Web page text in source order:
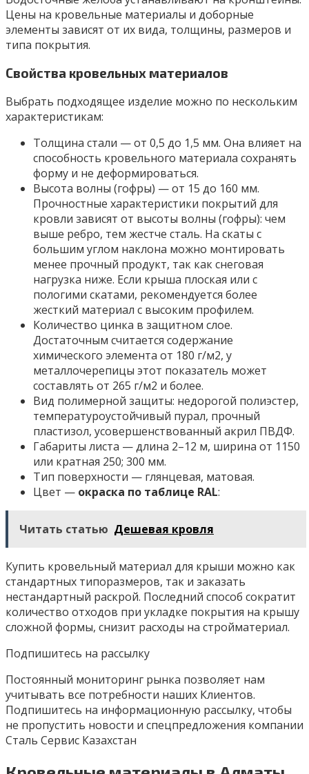
Цены на кровельные материалы и доборные
элементы зависят от их вида, толщины, размеров и
типа покрытия.
Свойства кровельных материалов
Выбрать подходящее изделие можно по нескольким
характеристикам:
Толщина стали — от 0,5 до 1,5 мм. Она влияет на
способность кровельного материала сохранять
форму и не деформироваться.
Высота волны (гофры) — от 15 до 160 мм.
Прочностные характеристики покрытий для
кровли зависят от высоты волны (гофры): чем
выше ребро, тем жестче сталь. На скаты с
большим углом наклона можно монтировать
менее прочный продукт, так как снеговая
нагрузка ниже. Если крыша плоская или с
пологими скатами, рекомендуется более
жесткий материал с высоким профилем.
Количество цинка в защитном слое.
Достаточным считается содержание
химического элемента от 180 г/м2, у
металлочерепицы этот показатель может
составлять от 265 г/м2 и более.
Вид полимерной защиты: недорогой полиэстер,
температуроустойчивый пурал, прочный
пластизол, усовершенствованный акрил ПВДФ.
Габариты листа — длина 2–12 м, ширина от 1150
или кратная 250; 300 мм.
Тип поверхности — глянцевая, матовая.
Цвет — окраска по таблице RAL:
Читать статью Дешевая кровля
Купить кровельный материал для крыши можно как
стандартных типоразмеров, так и заказать
нестандартный раскрой. Последний способ сократит
количество отходов при укладке покрытия на крышу
сложной формы, снизит расходы на стройматериал.
Подпишитесь на рассылку
Постоянный мониторинг рынка позволяет нам
учитывать все потребности наших Клиентов.
Подпишитесь на информационную рассылку, чтобы
не пропустить новости и спецпредложения компании
Сталь Сервис Казахстан